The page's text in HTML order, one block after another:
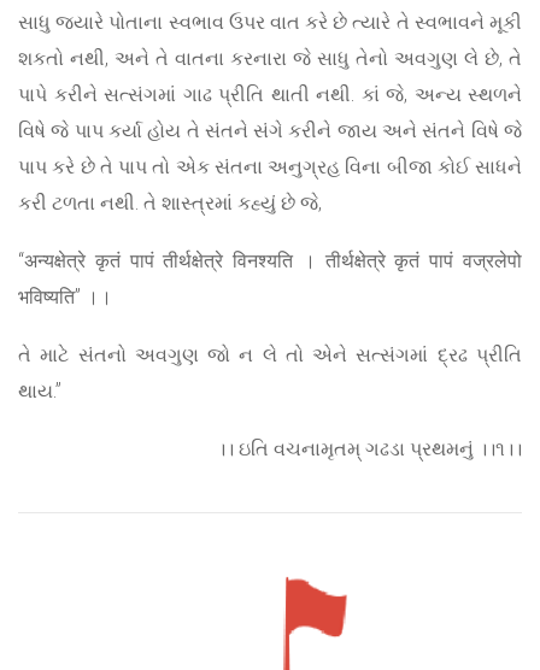
સાધુ જ્યારે પોતાના સ્વભાવ ઉપર વાત કરે છે ત્યારે તે સ્વભાવને મૂકી
શકતો નથી, અને તે વાતના કરનારા જે સાધુ તેનો અવગુણ લે છે, તે
પાપે કરીને સત્સંગમાં ગાઢ પ્રીતિ થાતી નથી. કાં જે, અન્ય સ્થળને
વિષે જે પાપ કર્યા હોય તે સંતને સંગે કરીને જાય અને સંતને વિષે જે
પાપ કરે છે તે પાપ તો એક સંતના અનુગ્રહ વિના બીજા કોઈ સાધને
કરી ટળતા નથી. તે શાસ્ત્રમાં કહ્યું છે જે,
“अन्यक्षेत्रे कृतं पापं तीर्थक्षेत्रे विनश्यति । तीर्थक्षेत्रे कृतं पापं वज्रलेपो
भविष्यति” ।।
તે માટે સંતનો અવગુણ જો ન લે તો એને સત્સંગમાં દ્રઢ પ્રીતિ
થાય.”
।। ઇતિ વચનામૃતમ્ ગઢડા પ્રથમનું ।।૧।।